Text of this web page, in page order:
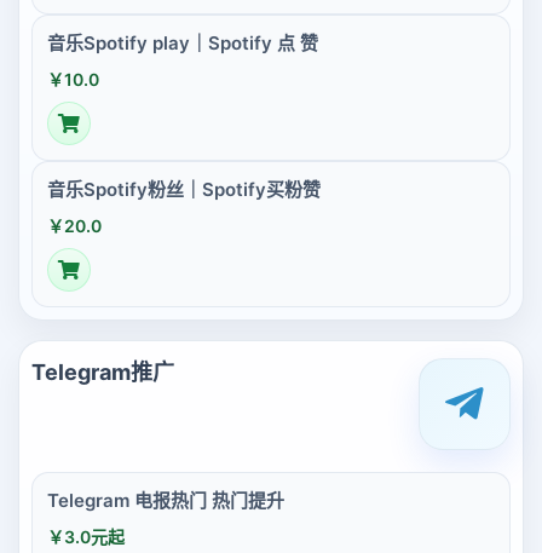
音乐Spotify play｜Spotify 点 赞
￥10.0
音乐Spotify粉丝｜Spotify买粉赞
￥20.0
Telegram推广
Telegram 电报热门 热门提升
￥3.0元起